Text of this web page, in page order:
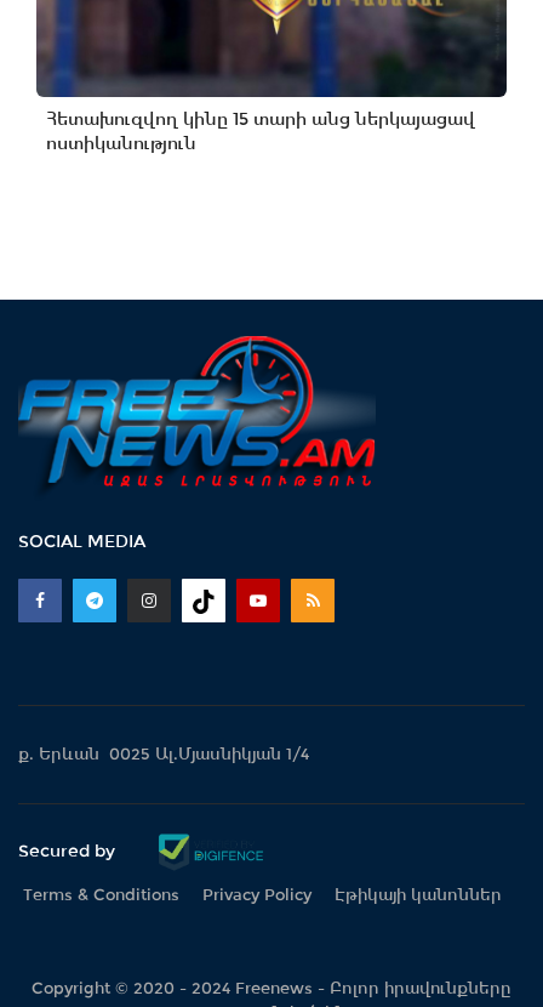
Հետախուզվող կինը 15 տարի անց ներկայացավ
ոստիկանություն
SOCIAL MEDIA
ք. Երևան 0025 Ալ.Մյասնիկյան 1/4
Secured by
Terms & Conditions Privacy Policy Էթիկայի կանոններ
Copyright © 2020 - 2024 Freenews - Բոլոր իրավունքները